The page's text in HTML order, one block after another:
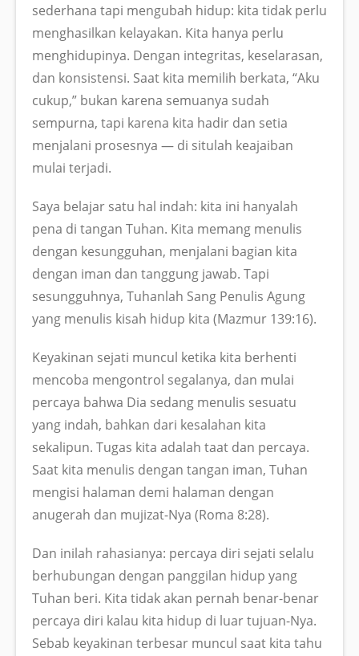
sederhana tapi mengubah hidup: kita tidak perlu
menghasilkan kelayakan. Kita hanya perlu
menghidupinya. Dengan integritas, keselarasan,
dan konsistensi. Saat kita memilih berkata, “Aku
cukup,” bukan karena semuanya sudah
sempurna, tapi karena kita hadir dan setia
menjalani prosesnya — di situlah keajaiban
mulai terjadi.
Saya belajar satu hal indah: kita ini hanyalah
pena di tangan Tuhan. Kita memang menulis
dengan kesungguhan, menjalani bagian kita
dengan iman dan tanggung jawab. Tapi
sesungguhnya, Tuhanlah Sang Penulis Agung
yang menulis kisah hidup kita (Mazmur 139:16).
Keyakinan sejati muncul ketika kita berhenti
mencoba mengontrol segalanya, dan mulai
percaya bahwa Dia sedang menulis sesuatu
yang indah, bahkan dari kesalahan kita
sekalipun. Tugas kita adalah taat dan percaya.
Saat kita menulis dengan tangan iman, Tuhan
mengisi halaman demi halaman dengan
anugerah dan mujizat-Nya (Roma 8:28).
Dan inilah rahasianya: percaya diri sejati selalu
berhubungan dengan panggilan hidup yang
Tuhan beri. Kita tidak akan pernah benar-benar
percaya diri kalau kita hidup di luar tujuan-Nya.
Sebab keyakinan terbesar muncul saat kita tahu